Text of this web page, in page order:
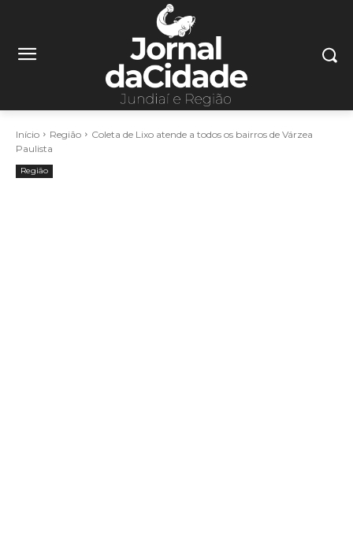
Início Região
Coleta de Lixo atende a todos os bairros de Várzea
Paulista
Região